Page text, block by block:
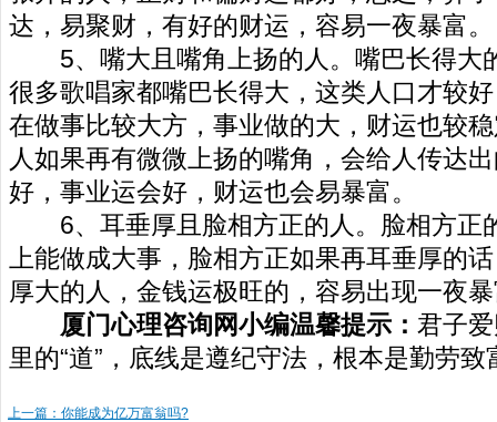
达，易聚财，有好的财运，容易一夜暴富。
5、嘴大且嘴角上扬的人。嘴巴长得大
很多歌唱家都嘴巴长得大，这类人口才较
在做事比较大方，事业做的大，财运也较
人如果再有微微上扬的嘴角，会给人传达
好，事业运会好，财运也会易暴富。
6、耳垂厚且脸相方正的人。脸相方正
上能做成大事，脸相方正如果再耳垂厚的
厚大的人，金钱运极旺的，容易出现一夜
厦门心理咨询网小编温馨提示： 君子
里的“道”，底线是遵纪守法，根本是勤劳致
上一篇：你能成为亿万富翁吗?